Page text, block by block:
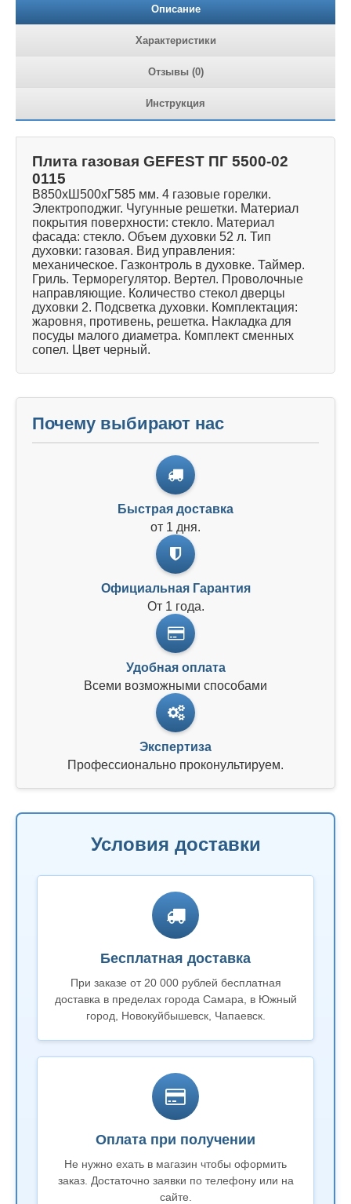
Описание
Характеристики
Отзывы (0)
Инструкция
Плита газовая GEFEST ПГ 5500-02
0115
В850хШ500хГ585 мм. 4 газовые горелки.
Электроподжиг. Чугунные решетки. Материал
покрытия поверхности: стекло. Материал
фасада: стекло. Объем духовки 52 л. Тип
духовки: газовая. Вид управления:
механическое. Газконтроль в духовке. Таймер.
Гриль. Терморегулятор. Вертел. Проволочные
направляющие. Количество стекол дверцы
духовки 2. Подсветка духовки. Комплектация:
жаровня, противень, решетка. Накладка для
посуды малого диаметра. Комплект сменных
сопел. Цвет черный.
Почему выбирают нас
Быстрая доставка
от 1 дня.
Официальная Гарантия
От 1 года.
Удобная оплата
Всеми возможными способами
Экспертиза
Профессионально проконультируем.
Условия доставки
Бесплатная доставка
При заказе от 20 000 рублей бесплатная
доставка в пределах города Самара, в Южный
город, Новокуйбышевск, Чапаевск.
Оплата при получении
Не нужно ехать в магазин чтобы оформить
заказ. Достаточно заявки по телефону или на
сайте.